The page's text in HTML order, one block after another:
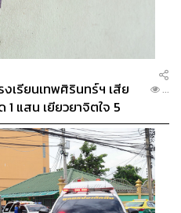
93
AUTHOR
นศรี
ประจำสำนักข่าวออนไลน์ THE
เรียนเทพศิรินทร์ฯ เสีย
แสน เยียวยาจิตใจ 5
...